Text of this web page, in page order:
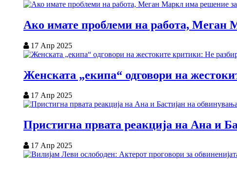
Ако имате проблеми на работа, Меган
17 Апр 2025
Женската „екипа“ одговори на
17 Апр 2025
Пристигна првата реакција на Ана и
17 Апр 2025